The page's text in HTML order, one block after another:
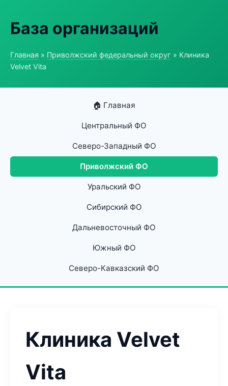
База организаций
Главная » Приволжский федеральный округ » Клиника
Velvet Vita
🏠 Главная
Центральный ФО
Северо-Западный ФО
Приволжский ФО
Уральский ФО
Сибирский ФО
Дальневосточный ФО
Южный ФО
Северо-Кавказский ФО
Клиника Velvet
Vita